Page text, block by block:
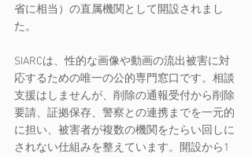
省に相当）の直属機関として開設されまし
た。
SIARCは、性的な画像や動画の流出被害に対
応するための唯一の公的専門窓口です。相談
支援はしませんが、削除の通報受付から削除
要請、証拠保存、警察との連携までを一元的
に担い、被害者が複数の機関をたらい回しに
されない仕組みを整えています。開設から1